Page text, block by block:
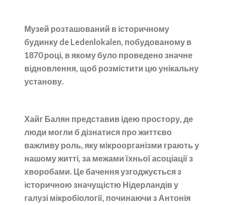
Музей розташований в історичному
будинку de Ledenlokalen, побудованому в
1870 році, в якому було проведено значне
відновлення, щоб розмістити цю унікальну
установу.
Хайг Балян представив ідею простору, де
люди могли б дізнатися про життєво
важливу роль, яку мікроорганізми грають у
нашому житті, за межами їхньої асоціації з
хворобами. Це бачення узгоджується з
історичною значущістю Нідерландів у
галузі мікробіології, починаючи з Антонія